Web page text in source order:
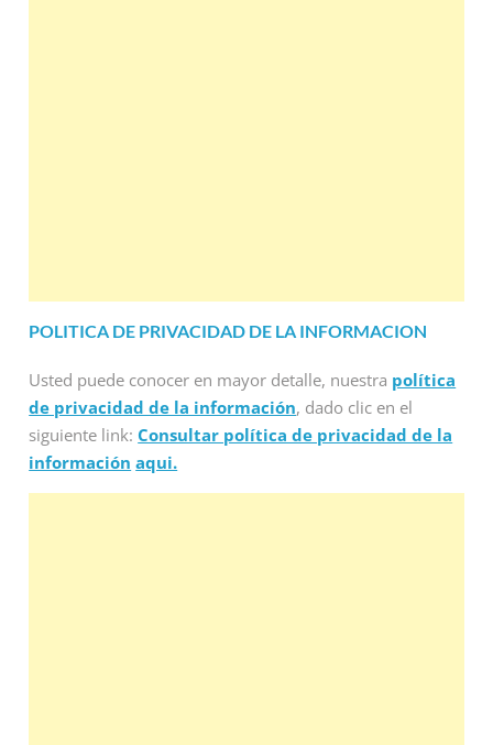
POLITICA DE PRIVACIDAD DE LA INFORMACION
Usted puede conocer en mayor detalle, nuestra política
de privacidad de la información, dado clic en el
siguiente link:Consultar política de privacidad de la
información aqui.